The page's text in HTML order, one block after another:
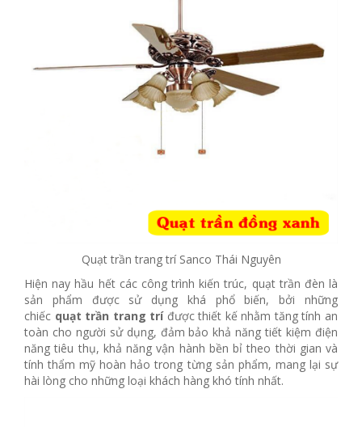
Quạt trần trang trí Sanco Thái Nguyên
Hiện nay hầu hết các công trình kiến trúc, quạt trần đèn là
sản phẩm được sử dụng khá phổ biến, bởi những
chiếc quạt trần trang trí được thiết kế nhằm tăng tính an
toàn cho người sử dụng, đảm bảo khả năng tiết kiệm điện
năng tiêu thụ, khả năng vận hành bền bỉ theo thời gian và
tính thẩm mỹ hoàn hảo trong từng sản phẩm, mang lại sự
hài lòng cho những loại khách hàng khó tính nhất.